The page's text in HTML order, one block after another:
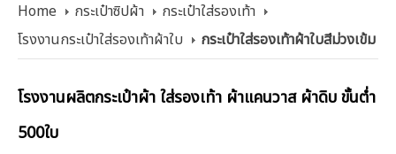
Home กระเป๋าซิปผ้า
กระเป๋าใส่รองเท้า
โรงงานกระเป๋าใส่รองเท้าผ้าใบ
กระเป๋าใส่รองเท้าผ้าใบสีม่วงเข้ม
โรงงานผลิตกระเป๋าผ้า ใส่รองเท้า ผ้าแคนวาส ผ้าดิบ ขั้นต่ำ
500ใบ